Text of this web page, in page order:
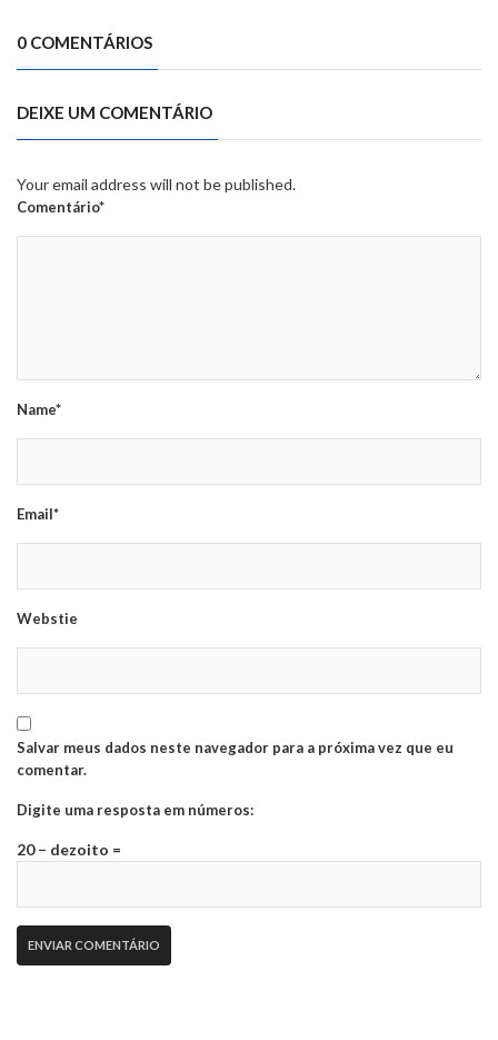
0 COMENTÁRIOS
DEIXE UM COMENTÁRIO
Your email address will not be published.
Comentário*
Name*
Email*
Webstie
Salvar meus dados neste navegador para a próxima vez que eu
comentar.
Digite uma resposta em números:
20 − dezoito =